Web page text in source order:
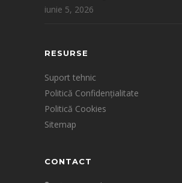
iunie 5, 2026
RESURSE
Suport tehnic
Politică Confidențialitate
Politică Cookies
Sitemap
CONTACT